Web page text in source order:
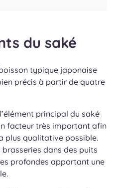
du saké
typique japonaise
précis à partir de quatre
principal du saké
facteur très important afin
plus qualitative possible.
dans des puits
profondes apportant une